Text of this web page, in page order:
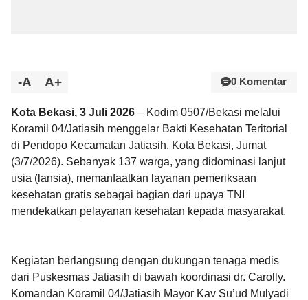
-A A+ 0 Komentar
Kota Bekasi, 3 Juli 2026 – Kodim 0507/Bekasi melalui
Koramil 04/Jatiasih menggelar Bakti Kesehatan Teritorial
di Pendopo Kecamatan Jatiasih, Kota Bekasi, Jumat
(3/7/2026). Sebanyak 137 warga, yang didominasi lanjut
usia (lansia), memanfaatkan layanan pemeriksaan
kesehatan gratis sebagai bagian dari upaya TNI
mendekatkan pelayanan kesehatan kepada masyarakat.
Kegiatan berlangsung dengan dukungan tenaga medis
dari Puskesmas Jatiasih di bawah koordinasi dr. Carolly.
Komandan Koramil 04/Jatiasih Mayor Kav Su’ud Mulyadi